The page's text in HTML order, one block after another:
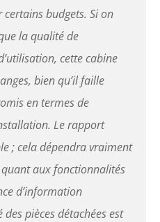
budgets. Si on
la qualité de
cette cabine
bien qu’il faille
en termes de
Le rapport
; cela dépendra vraiment
aux fonctionnalités
d’information
pièces détachées est